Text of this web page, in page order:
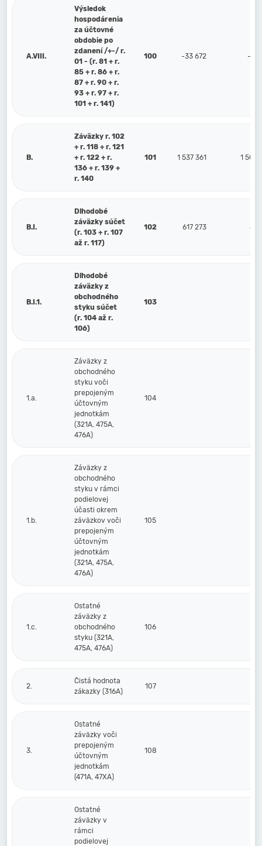
A.VIII.
Výsledok
hospodárenia
za účtovné
obdobie po
zdanení /+-/ r.
01 - (r. 81 + r.
85 + r. 86 + r.
87 + r. 90 + r.
93 + r. 97 + r.
101 + r. 141)
100 -33 672 -
B.
Záväzky r. 102
+ r. 118 + r. 121
+ r. 122 + r.
136 + r. 139 +
r. 140
101 1 537 361 1 500
B.I.
Dlhodobé
záväzky súčet
(r. 103 + r. 107
až r. 117)
102 617 273
B.I.1.
Dlhodobé
záväzky z
obchodného
styku súčet
(r. 104 až r.
106)
103
1.a.
Záväzky z
obchodného
styku voči
prepojeným
účtovným
jednotkám
(321A, 475A,
476A)
104
1.b.
Záväzky z
obchodného
styku v rámci
podielovej
účasti okrem
záväzkov voči
prepojeným
účtovným
jednotkám
(321A, 475A,
476A)
105
1.c.
Ostatné
záväzky z
obchodného
styku (321A,
475A, 476A)
106
2.
Čistá hodnota
zákazky (316A)
107
3.
Ostatné
záväzky voči
prepojeným
účtovným
jednotkám
(471A, 47XA)
108
Ostatné
záväzky v
rámci
podielovej